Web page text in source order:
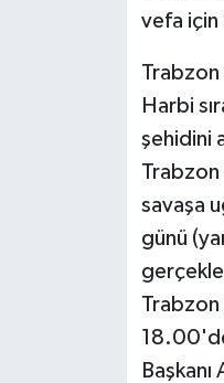
vefa için
Trabzon
Harbi
şehidini
Trabzon
savaşa
günü
Trabzon